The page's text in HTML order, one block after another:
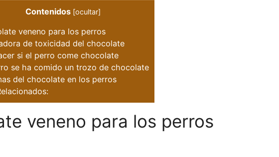
Contenidos [ocultar]
veneno para los perros
de toxicidad del chocolate
si el perro come chocolate
se ha comido un trozo de chocolate
del chocolate en los perros
veneno para los perros